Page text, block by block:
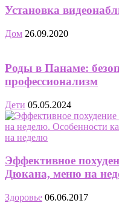
Установка
Дом 26.09.2020
Роды в Панаме:
профессионализм
Дети 05.05.2024
Эффективное
Дюкана, меню на
Здоровье 06.06.2017